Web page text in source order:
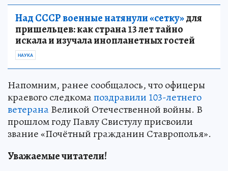
Над СССР военные натянули «сетку»для
пришельцев: как страна 13 лет тайно
искала и изучала инопланетных гостей
НАУКА
Напомним, ранее сообщалось, что офицеры
краевого следкомапоздравили 103-летнего
ветеранаВеликой Отечественной войны. В
прошлом году Павлу Свистулу присвоили
звание «Почётный гражданин Ставрополья».
Уважаемые читатели!